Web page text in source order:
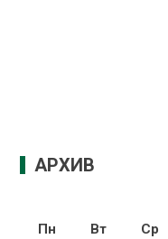
АРХИВ
Пн
Вт Ср